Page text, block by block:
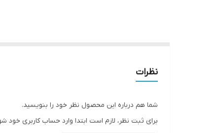
نظرات
شما هم درباره این محصول نظر خود را بنویسید.
برای ثبت نظر، لازم است ابتدا وارد حساب کاربری خود